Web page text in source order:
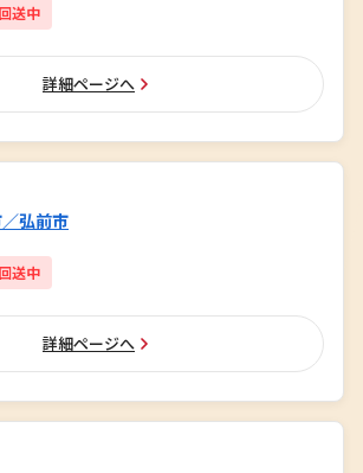
送中
詳細ページへ
弘前市
送中
詳細ページへ